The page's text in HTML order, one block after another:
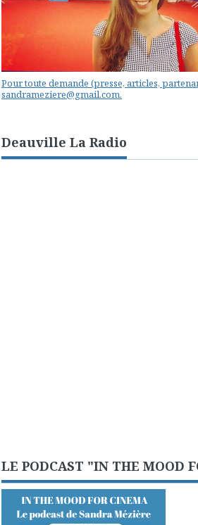
Pour toute demande (presse, articles,
sandrameziere@gmail.com.
Deauville La Radio
LE PODCAST "IN THE MOOD